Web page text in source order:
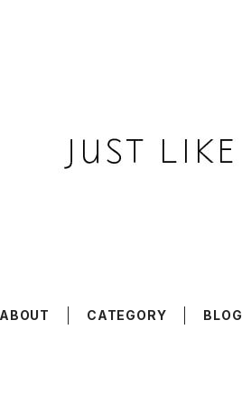
CATEGORY BLOG